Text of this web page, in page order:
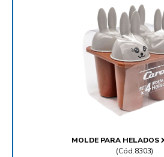
MOLDE PARA HELADOS
(Cód.8303)